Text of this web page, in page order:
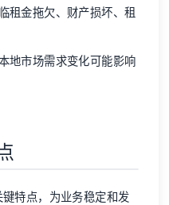
租金拖欠、财产损坏、租
地市场需求变化可能影响
特点，为业务稳定和发